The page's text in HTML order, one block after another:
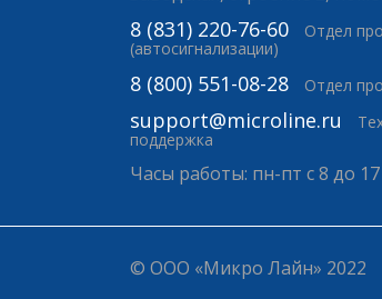
8 (831) 220-76-60
Отдел
(автосигнализации)
8 (800) 551-08-28 Отдел
support@microline.ru
поддержка
Часы работы: пн-пт с 8 до
© ООО «Микро Лайн» 2022